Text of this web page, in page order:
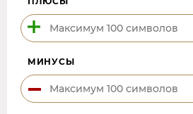
МИНУСЫ